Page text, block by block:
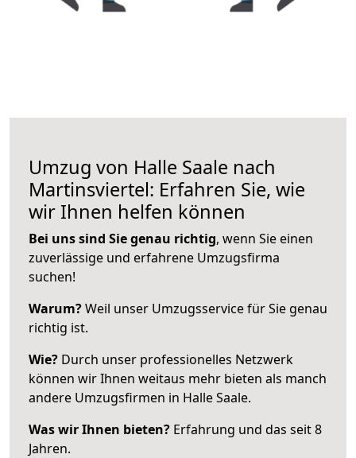
Umzug von Halle Saale nach
Martinsviertel: Erfahren Sie, wie
wir Ihnen helfen können
Bei uns sind Sie genau richtig, wenn Sie einen
zuverlässige und erfahrene Umzugsfirma
suchen!
Warum?Weil unser Umzugsservice für Sie genau
richtig ist.
Wie? Durch unser professionelles Netzwerk
können wir Ihnen weitaus mehr bieten als manch
andere Umzugsfirmen in Halle Saale.
Was wir Ihnen bieten? Erfahrung und das seit 8
Jahren.